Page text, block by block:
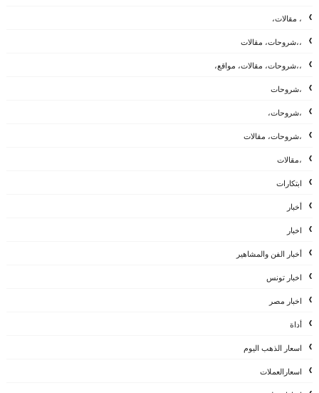
، مقالات،
،،شروحات، مقالات
،،شروحات، مقالات، مواقع،
،شروحات
،شروحات،
،شروحات، مقالات
،مقالات
ابتكارات
أخبار
اخبار
أخبار الفن والمشاهير
اخبار تونس
اخبار مصر
أداة
اسعار الذهب اليوم
اسعارالعملات